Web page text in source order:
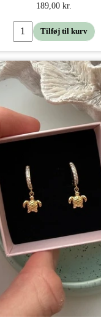
189,00 kr.
Tilføj til kurv